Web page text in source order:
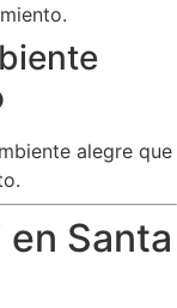
alegre que
Santa